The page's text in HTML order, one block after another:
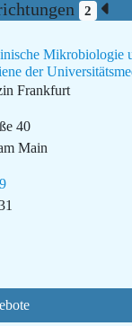
2
Mikrobiologie
der
Frankfurt
40
Main